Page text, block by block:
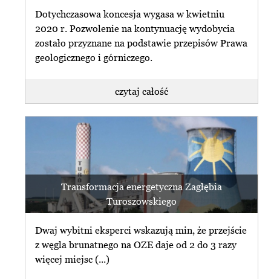
czytaj całość
W czwartek wyrok ws. Turowa.
Organizacje: region potrzebuje (...)
31 sierpnia Wojewódzki Sąd
Administracyjny w Warszawie
rozstrzygnie o zgodności z prawem
decyzji środowiskowej, (...)
czytaj całość
zrezygnuj z subskrybcji
czytaj najnowszy
przeglądaj archiwum
subskrybuj newsletter
zrezygnuj z subskrybcji
Dotychczasowa koncesja wygasa w kwietniu
2020 r. Pozwolenie na kontynuację wydobycia
zostało przyznane na podstawie przepisów Prawa
geologicznego i górniczego.
czytaj całość
Transformacja energetyczna Zagłębia
Turoszowskiego
Dwaj wybitni eksperci wskazują min, że przejście
z węgla brunatnego na OZE daje od 2 do 3 razy
więcej miejsc (...)